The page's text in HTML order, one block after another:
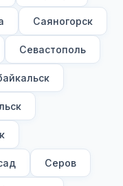
Саяногорск
Севастополь
Серов